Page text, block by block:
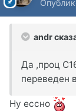
andr
Да ,проц
переведен
Ну ессно